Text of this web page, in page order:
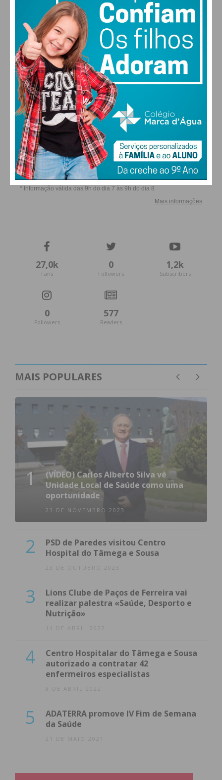
escrevi… mesmo que gastem a tinta e papel com o
vosso olhar este texto nunca vai chegar ao vosso
coração.
Subscreva a newsletter do
Imediato
Assine nossa newsletter por e-mail e
obtenha de forma regular a informação
atualizada.
ALTERAR
FARMACIAS DE SERVIÇO EM PAÇOS DE
FERREIRA
27,0k
Fans
0
Followers
1,2k
Subscribers
0
Followers
577
Readers
MAIS POPULARES
1
(VÍDEO) Carlos Alberto Silva vê
Unidade Local de Saúde como uma
oportunidade
23 DE NOVEMBRO 2023
2
PSD de Paredes visitou Centro
Hospital do Tâmega e Sousa
23 DE OUTUBRO 2023
3
Lions Clube de Paços de Ferreira vai
realizar palestra «Saúde, Desporto e
Nutrição»
14 DE ABRIL 2022
4
Centro Hospitalar do Tâmega e Sousa
autorizado a contratar 42
enfermeiros especialistas
8 DE ABRIL 2022
5
ADATERRA promove IV Fim de Semana
da Saúde
21 DE MAIO 2021